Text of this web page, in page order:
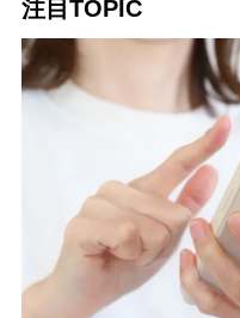
注目TOPIC